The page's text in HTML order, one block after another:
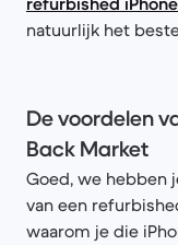
natuurlijk het
De voordelen
Back Market
Goed, we hebben
van een
waarom je die